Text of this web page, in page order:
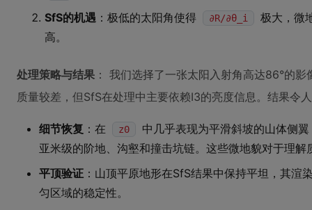
SfS的机遇 ：极低的太阳角使得 ∂R/∂θ_i
极大，微
高。
处理策略与结果 ： 我们选择了一张太阳入射角高达86°的
质量较差，但SfS在处理中主要依赖I3的亮度信息。结果令
细节恢复 ：在 z0
中几乎表现为平滑斜坡的山体侧
亚米级的阶地、沟壑和撞击坑链。这些微地貌对于理
平顶验证 ：山顶平原地形在SfS结果中保持平坦，其
匀区域的稳定性。